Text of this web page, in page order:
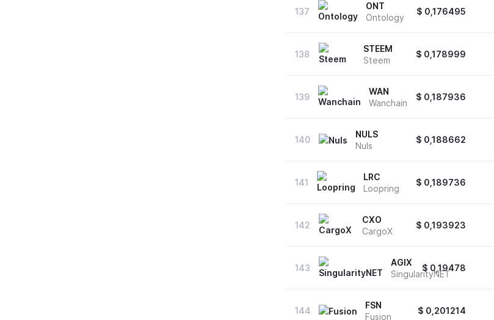
137
ONT
Ontology
$ 0,176495
138
STEEM
Steem
$ 0,178999
139
WAN
Wanchain
$ 0,187936
140
NULS
Nuls
$ 0,188662
141
LRC
Loopring
$ 0,189736
142
CXO
CargoX
$ 0,193923
143
AGIX
SingularityNET
$ 0,19478
144
FSN
Fusion
$ 0,201214